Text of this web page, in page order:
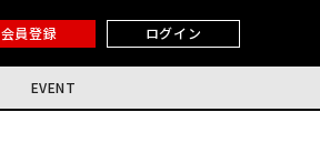
会員登録 ログイン
EVENT